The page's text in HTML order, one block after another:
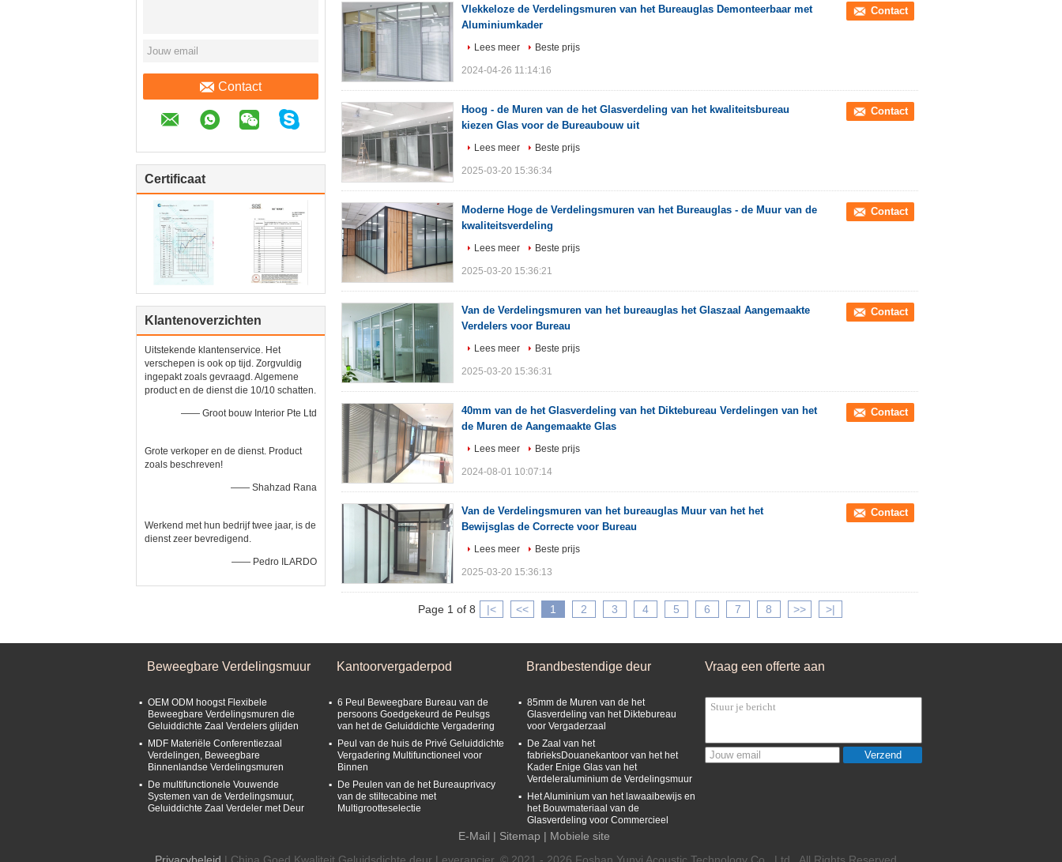
Contact
Certificaat
Klantenoverzichten
Uitstekende klantenservice. Het
verschepen is ook op tijd. Zorgvuldig
ingepakt zoals gevraagd. Algemene
product en de dienst die 10/10 schatten.
—— Groot bouw Interior Pte Ltd
Grote verkoper en de dienst. Product
zoals beschreven!
—— Shahzad Rana
Werkend met hun bedrijf twee jaar, is de
dienst zeer bevredigend.
—— Pedro ILARDO
Vlekkeloze de Verdelingsmuren van het Bureauglas Demonteerbaar met
Aluminiumkader
Contact
Lees meer Beste prijs
2024-04-26 11:14:16
Hoog - de Muren van de het Glasverdeling van het kwaliteitsbureau
kiezen Glas voor de Bureaubouw uit
Contact
Lees meer Beste prijs
2025-03-20 15:36:34
Moderne Hoge de Verdelingsmuren van het Bureauglas - de Muur van de
kwaliteitsverdeling
Contact
Lees meer Beste prijs
2025-03-20 15:36:21
Van de Verdelingsmuren van het bureauglas het Glaszaal Aangemaakte
Verdelers voor Bureau
Contact
Lees meer Beste prijs
2025-03-20 15:36:31
40mm van de het Glasverdeling van het Diktebureau Verdelingen van het
de Muren de Aangemaakte Glas
Contact
Lees meer Beste prijs
2024-08-01 10:07:14
Van de Verdelingsmuren van het bureauglas Muur van het het
Bewijsglas de Correcte voor Bureau
Contact
Lees meer Beste prijs
2025-03-20 15:36:13
Page 1 of 8 |< << 1 2 3 4 5 6 7 8 >> >|
Beweegbare Verdelingsmuur
OEM ODM hoogst Flexibele
Beweegbare Verdelingsmuren die
Geluiddichte Zaal Verdelers glijden
MDF Materiële Conferentiezaal
Verdelingen, Beweegbare
Binnenlandse Verdelingsmuren
De multifunctionele Vouwende
Systemen van de Verdelingsmuur,
Geluiddichte Zaal Verdeler met Deur
Kantoorvergaderpod
6 Peul Beweegbare Bureau van de
persoons Goedgekeurd de Peulsgs
van het de Geluiddichte Vergadering
Peul van de huis de Privé Geluiddichte
Vergadering Multifunctioneel voor
Binnen
De Peulen van de het Bureauprivacy
van de stiltecabine met
Multigrootteselectie
Brandbestendige deur
85mm de Muren van de het
Glasverdeling van het Diktebureau
voor Vergaderzaal
De Zaal van het
fabrieksDouanekantoor van het het
Kader Enige Glas van het
Verdeleraluminium de Verdelingsmuur
Het Aluminium van het lawaaibewijs en
het Bouwmateriaal van de
Glasverdeling voor Commercieel
Vraag een offerte aan
Verzend
E-Mail | Sitemap | Mobiele site